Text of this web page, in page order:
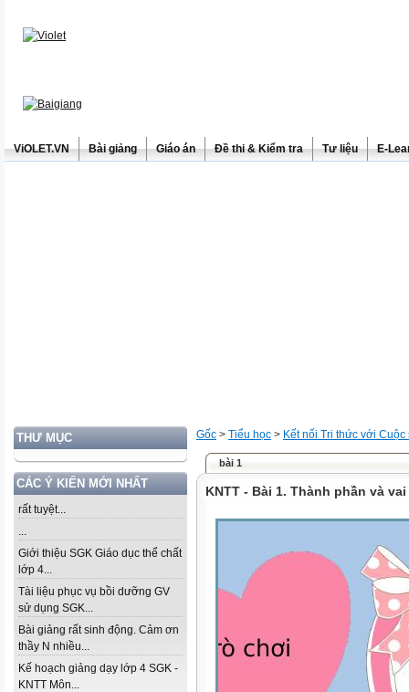
ViOLET.VN Bài giảng Giáo án Đề thi & Kiểm tra Tư liệu E-
THƯ MỤC
CÁC Ý KIẾN MỚI NHẤT
rất tuyệt...
...
Giới thiệu SGK Giáo dục thể chất
lớp 4...
Tài liệu phục vụ bồi dưỡng GV
sử dụng SGK...
Bài giảng rất sinh động. Cảm ơn
thầy N nhiều...
Kế hoạch giảng dạy lớp 4 SGK -
KNTT Môn...
Gốc > Tiểu học > Kết nối Tri thức với Cuộc
bài 1
KNTT - Bài 1. Thành phần và